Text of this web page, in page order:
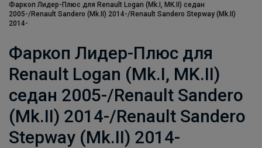
Фаркоп Лидер-Плюс для Renault Logan (Mk.I, MK.II) седан
2005-/Renault Sandero (Mk.II) 2014-/Renault Sandero Stepway (Mk.II)
2014-
Фаркоп Лидер-Плюс для
Renault Logan (Mk.I, MK.II)
седан 2005-/Renault Sandero
(Mk.II) 2014-/Renault Sandero
Stepway (Mk.II) 2014-